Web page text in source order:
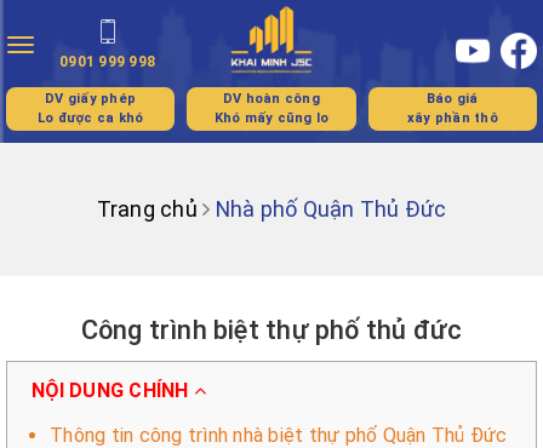
Toggle
navigation
0901 999 998
DV giấy phép
Lo được ca khó
DV hoàn công
Khó mấy cũng lo
Báo giá
xây phần thô
Trang chủ Nhà phố Quận Thủ Đức
Công trình biệt thự phố thủ đức
NỘI DUNG CHÍNH
Thông tin công trình nhà biệt thự phố Quận Thủ Đức